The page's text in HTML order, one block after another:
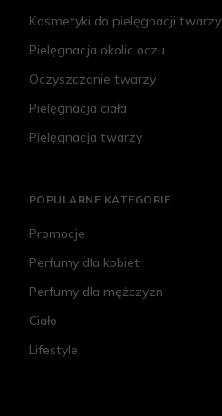
Kosmetyki do pielęgnacji twarzy
Pielęgnacja okolic oczu
Oczyszczanie twarzy
Pielęgnacja ciała
Pielęgnacja twarzy
POPULARNE KATEGORIE
Promocje
Perfumy dla kobiet
Perfumy dla mężczyzn
Ciało
Lifestyle